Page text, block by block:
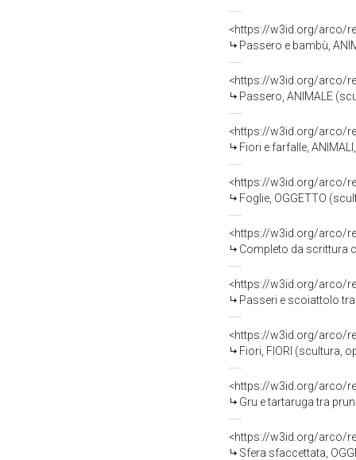
<https://w3id.org/arco/
Passero e bambù,
<https://w3id.org/arco/
Passero, ANIMALE
<https://w3id.org/arco/
Fiori e farfalle,
<https://w3id.org/arco/
Foglie, OGGETTO
<https://w3id.org/arco/
Completo da scrittura
<https://w3id.org/arco/
Passeri e scoiattolo tra
<https://w3id.org/arco/
Fiori, FIORI (scultura,
<https://w3id.org/arco/
Gru e tartaruga tra pruno e
<https://w3id.org/arco/
Sfera sfaccettata,